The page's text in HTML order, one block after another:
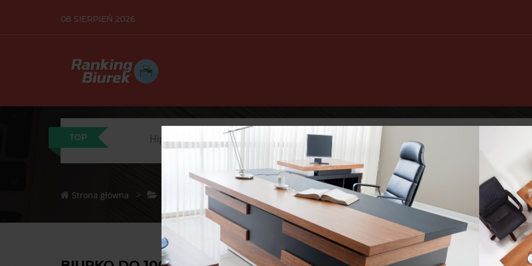
08 SIERPIEŃ 2026
TOP
Hiperlordoza lędźwiowa jako wyzwanie współczesnej postawy ciała
Jak uniknąć bólu pleców: praktyki i strategie dla zdrowia kręgosłupa
Strona główna >